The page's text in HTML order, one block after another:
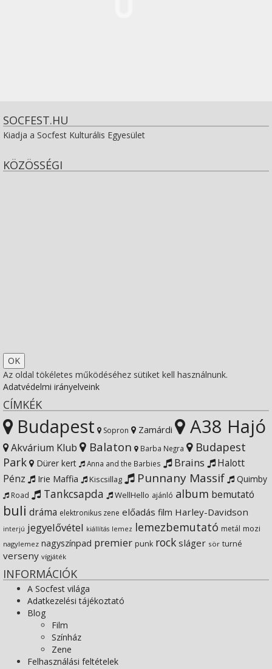
SOCFEST.HU
Kiadja a Socfest Kulturális Egyesület
KÖZÖSSÉGI
Twitter
on
Instagram
profile
on
YouTube
SocfestHun’s
profile
on
Google+
Az oldal tökéletes működéséhez sütiket kell használnunk.
Adatvédelmi irányelveink
CÍMKÉK
Budapest Sopron Zamárdi A38 Hajó
Akvárium Klub Balaton Barba Negra
Budapest
Park
Dürer kert Anna and the Barbies Brains
Halott
Pénz
Irie Maffia Kiscsillag Punnany Massif Quimby
Road Tankcsapda WellHello ajánló album bemutató
buli dráma elektronikus zene előadás film Harley-Davidson
interjú jegyelővétel kiállítás lemez lemezbemutató metál mozi
nagylemez nagyszínpad premier punk rock sláger sör turné
verseny vígjáték
INFORMÁCIÓK
A Socfest világa
Adatkezelési tájékoztató
Blog
Film
Színház
Zene
Felhasználási feltételek